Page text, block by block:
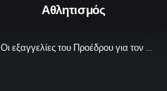
Αθλητισμός
Οι εξαγγελίες του Προέδρου για τον κατώτατο μισθό, την ΑΤΑ και τις συντάξεις